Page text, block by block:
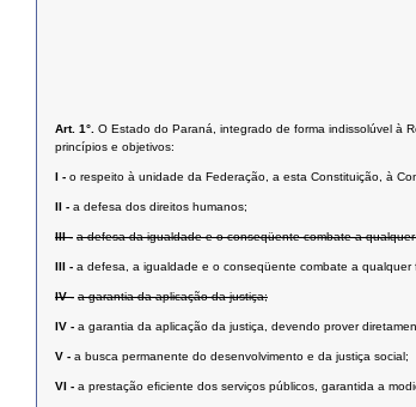
Art. 1°. O Estado do Paraná, integrado de forma indissolúvel à
princípios e objetivos:
I - o respeito à unidade da Federação, a esta Constituição, à
II - a defesa dos direitos humanos;
III - a defesa da igualdade e o conseqüente combate a
III - a defesa, a igualdade e o conseqüente combate a qualquer
IV - a garantia da aplicação da justiça;
IV - a garantia da aplicação da justiça, devendo prover
V - a busca permanente do desenvolvimento e da justiça social;
VI - a prestação eﬁciente dos serviços públicos, garantida a